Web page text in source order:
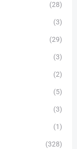
(28)
(3)
(29)
(3)
(2)
(5)
(3)
(1)
(328)